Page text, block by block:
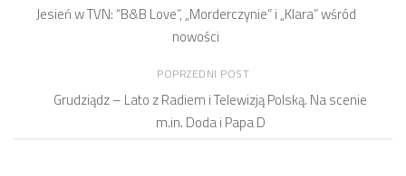
Jesień w TVN: “B&B Love”, „Morderczynie” i „Klara” wśród
nowości
POPRZEDNI POST
Grudziądz – Lato z Radiem i Telewizją Polską. Na scenie
m.in. Doda i Papa D